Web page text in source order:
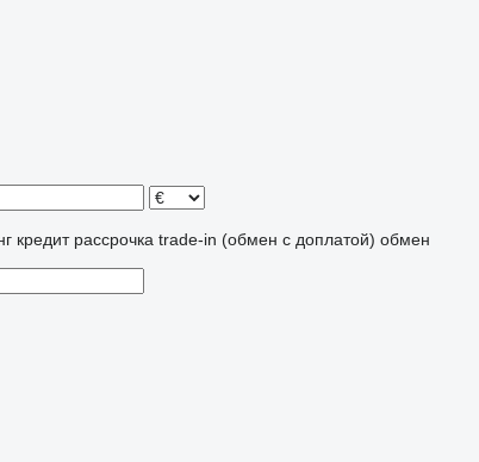
кредит рассрочка trade-in (обмен с доплатой) обмен